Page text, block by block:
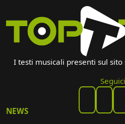
I testi musicali presenti sul sito
Seguici
NEWS